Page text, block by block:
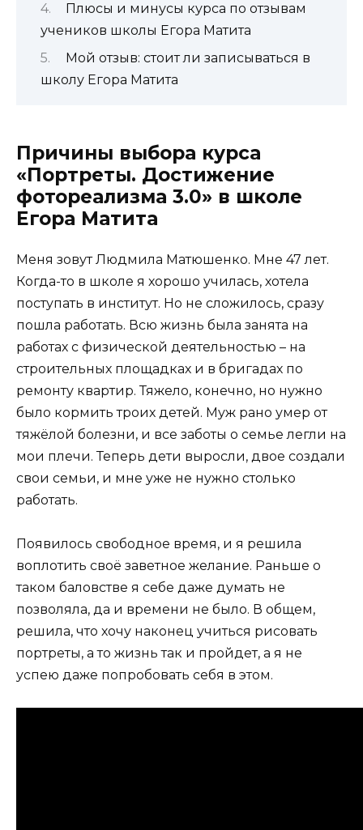
Плюсы и минусы курса по отзывам
учеников школы Егора Матита
Мой отзыв: стоит ли записываться в
школу Егора Матита
Причины выбора курса
«Портреты. Достижение
фотореализма 3.0» в школе
Егора Матита
Меня зовут Людмила Матюшенко. Мне 47 лет.
Когда-то в школе я хорошо училась, хотела
поступать в институт. Но не сложилось, сразу
пошла работать. Всю жизнь была занята на
работах с физической деятельностью – на
строительных площадках и в бригадах по
ремонту квартир. Тяжело, конечно, но нужно
было кормить троих детей. Муж рано умер от
тяжёлой болезни, и все заботы о семье легли на
мои плечи. Теперь дети выросли, двое создали
свои семьи, и мне уже не нужно столько
работать.
Появилось свободное время, и я решила
воплотить своё заветное желание. Раньше о
таком баловстве я себе даже думать не
позволяла, да и времени не было. В общем,
решила, что хочу наконец учиться рисовать
портреты, а то жизнь так и пройдет, а я не
успею даже попробовать себя в этом.